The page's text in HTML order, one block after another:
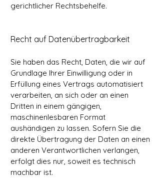
gerichtlicher Rechtsbehelfe.
Recht auf Datenübertragbarkeit
Sie haben das Recht, Daten, die wir auf
Grundlage Ihrer Einwilligung oder in
Erfüllung eines Vertrags automatisiert
verarbeiten, an sich oder an einen
Dritten in einem gängigen,
maschinenlesbaren Format
aushändigen zu lassen. Sofern Sie die
direkte Übertragung der Daten an einen
anderen Verantwortlichen verlangen,
erfolgt dies nur, soweit es technisch
machbar ist.